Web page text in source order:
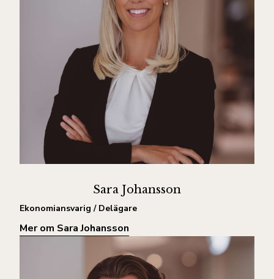
Sara Johansson
Ekonomiansvarig / Delägare
Mer om Sara Johansson